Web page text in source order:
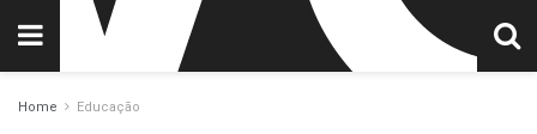
Home Educação